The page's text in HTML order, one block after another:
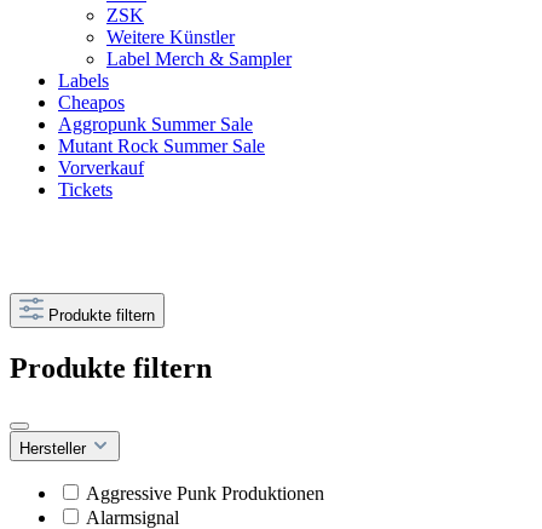
ZSK
Weitere Künstler
Label Merch & Sampler
Labels
Cheapos
Aggropunk Summer Sale
Mutant Rock Summer Sale
Vorverkauf
Tickets
Produkte filtern
Produkte filtern
Hersteller
Aggressive Punk Produktionen
Alarmsignal